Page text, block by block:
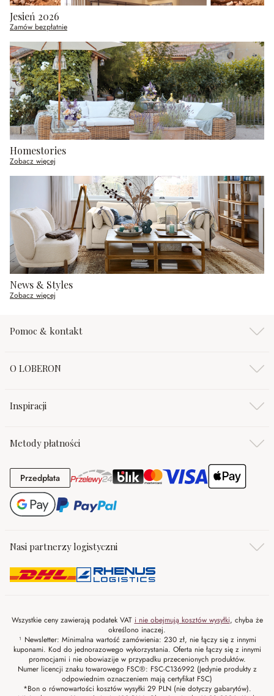
Jesień 2026
Zamów bezpłatnie
Homestories
Zobacz więcej
News & Styles
Zobacz więcej
Pomoc & kontakt
O LOBERON
Inspiracji
Metody płatności
PrzedpłataPrzedpłata
Nasi partnerzy logistyczni
Wszystkie ceny zawierają podatek VAT i nie obejmują kosztów wysyłki, chyba że
określono inaczej.
¹ Newsletter: Minimalna wartość zamówienia: 230 zł, nie łączy się z innymi
kuponami. Kod do jednorazowego wykorzystania. Oferta nie łączy się z innymi
promocjami i nie obowiazije w przypadku przecenionych produktów.
Numer licencji znaku towarowego FSC®: FSC-C136992 (Jedynie produkty z
odpowiednim oznaczeniem mają certyfikat FSC)
*Bon o równowartości kosztów wysyłki 29 PLN (nie dotyczy gabarytów).